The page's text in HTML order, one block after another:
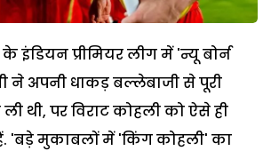
के इंडियन प्रीमियर लीग में 'न्यू बोर्न
ने अपनी धाकड़ बल्लेबाजी से पूरी
थी, पर विराट कोहली को ऐसे ही
'बड़े मुकाबलों में 'किंग कोहली' का